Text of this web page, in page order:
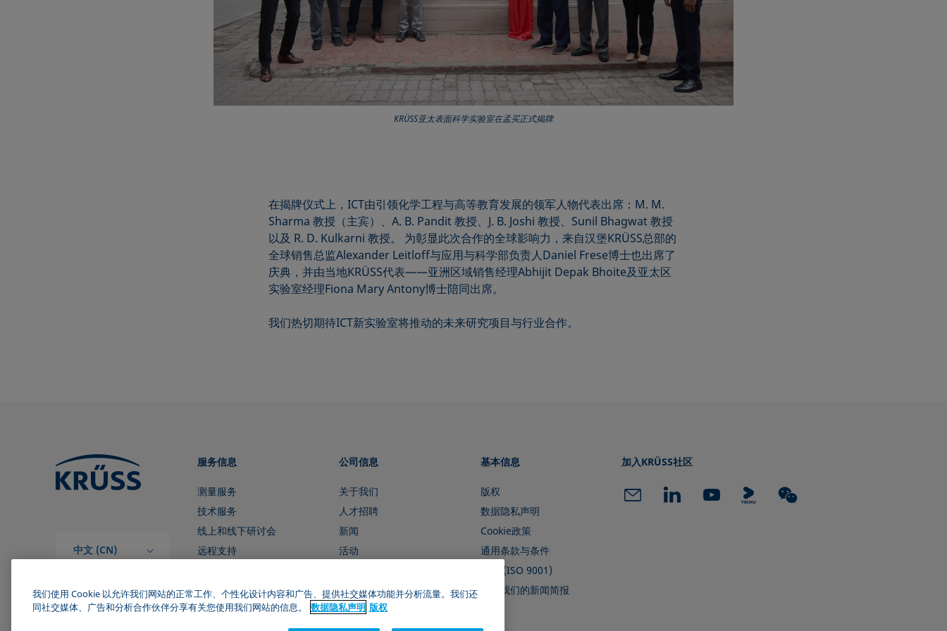
KRÜSS亚太表面科学实验室在孟买正式揭牌
在揭牌仪式上，ICT由引领化学工程与高等教育发展的领军人物代表出席：M. M.
Sharma 教授（主宾）、A. B. Pandit 教授、J. B. Joshi 教授、Sunil Bhagwat 教授
以及 R. D. Kulkarni 教授。 为彰显此次合作的全球影响力，来自汉堡KRÜSS总部的
全球销售总监Alexander Leitloff与应用与科学部负责人Daniel Frese博士也出席了
庆典，并由当地KRÜSS代表——亚洲区域销售经理Abhijit Depak Bhoite及亚太区
实验室经理Fiona Mary Antony博士陪同出席。
我们热切期待ICT新实验室将推动的未来研究项目与行业合作。
中文 (CN)
服务信息
测量服务
技术服务
线上和线下研讨会
远程支持
公司信息
关于我们
人才招聘
新闻
活动
基本信息
版权
数据隐私声明
Cookie政策
通用条款与条件
证书 (ISO 9001)
订阅我们的新闻简报
加入KRÜSS社区
我们使用 Cookie 以允许我们网站的正常工作、个性化设计内容和广告、提供社交媒体功能并分析流量。我们还
同社交媒体、广告和分析合作伙伴分享有关您使用我们网站的信息。
数据隐私声明 版权